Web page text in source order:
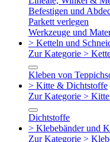
Befestigen und
Parkett verlegen
Werkzeuge und
> Ketteln und
Zur Kategorie >
Kleben von
> Kitte & Dichtstoffe
Zur Kategorie >
Dichtstoffe
> Klebebänder und
Zur Kategorie >